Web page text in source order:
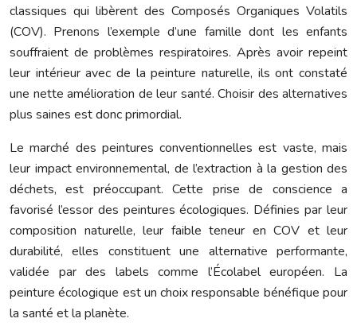
classiques qui libèrent des Composés Organiques Volatils
(COV). Prenons l’exemple d’une famille dont les enfants
souffraient de problèmes respiratoires. Après avoir repeint
leur intérieur avec de la peinture naturelle, ils ont constaté
une nette amélioration de leur santé. Choisir des alternatives
plus saines est donc primordial.
Le marché des peintures conventionnelles est vaste, mais
leur impact environnemental, de l’extraction à la gestion des
déchets, est préoccupant. Cette prise de conscience a
favorisé l’essor des peintures écologiques. Définies par leur
composition naturelle, leur faible teneur en COV et leur
durabilité, elles constituent une alternative performante,
validée par des labels comme l’Écolabel européen. La
peinture écologique est un choix responsable bénéfique pour
la santé et la planète.